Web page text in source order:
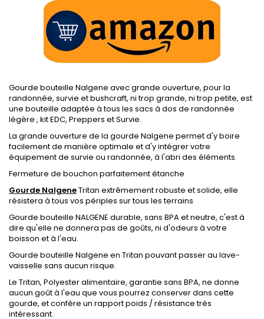
Gourde bouteille Nalgene avec grande ouverture, pour la
randonnée, survie et bushcraft, ni trop grande, ni trop petite, est
une bouteille adaptée à tous les sacs à dos de randonnée
légère , kit EDC, Preppers et Survie.
La grande ouverture de la gourde Nalgene permet d'y boire
facilement de manière optimale et d'y intégrer votre
équipement de survie ou randonnée, à l'abri des éléments.
Fermeture de bouchon parfaitement étanche
Gourde NalgeneTritan extrêmement robuste et solide, elle
résistera à tous vos périples sur tous les terrains
Gourde bouteille NALGENE durable, sans BPA et neutre, c'est à
dire qu'elle ne donnera pas de goûts, ni d'odeurs à votre
boisson et à l'eau.
Gourde bouteille Nalgene en Tritan pouvant passer au lave-
vaisselle sans aucun risque.
Le Tritan, Polyester alimentaire, garantie sans BPA, ne donne
aucun goût à l'eau que vous pourrez conserver dans cette
gourde, et confère un rapport poids / résistance très
intéressant.